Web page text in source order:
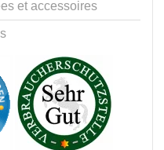
et accessoires